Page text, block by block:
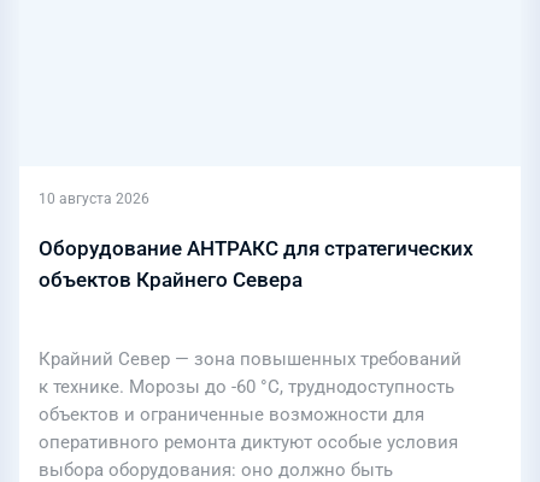
10 августа 2026
Оборудование АНТРАКС для стратегических
объектов Крайнего Севера
Крайний Север — зона повышенных требований
к технике. Морозы до -60 °С, труднодоступность
объектов и ограниченные возможности для
оперативного ремонта диктуют особые условия
выбора оборудования: оно должно быть